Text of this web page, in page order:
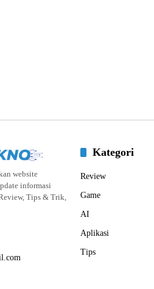
website
informasi
Tips & Trik,
Kategori
Review
Game
AI
Aplikasi
Tips